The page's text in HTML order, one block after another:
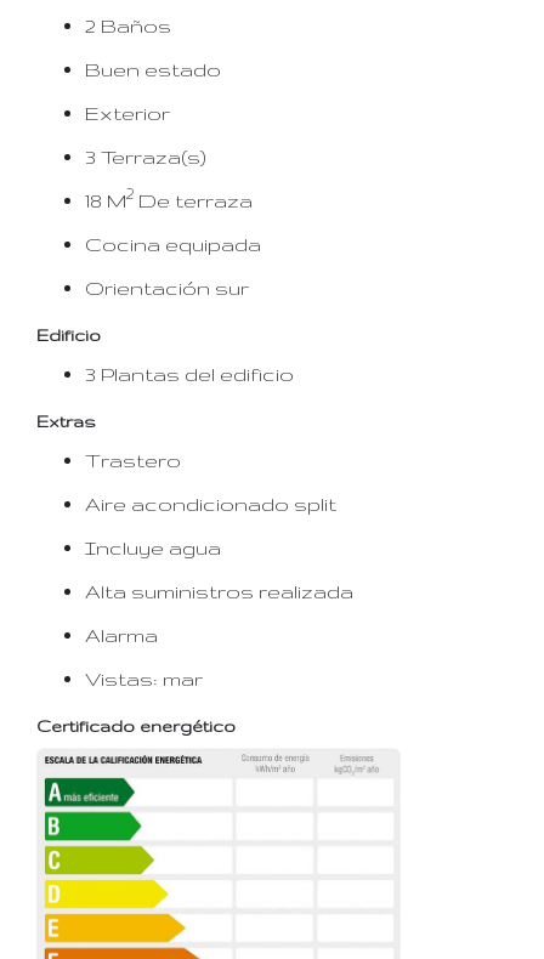
2 Baños
Buen estado
Exterior
3 Terraza(s)
18 M2 De terraza
Cocina equipada
Orientación sur
Edificio
3 Plantas del edificio
Extras
Trastero
Aire acondicionado split
Incluye agua
Alta suministros realizada
Alarma
Vistas: mar
Certificado energético